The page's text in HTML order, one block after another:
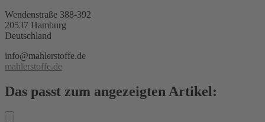
Wendenstraße 388-392
20537 Hamburg
Deutschland
info@mahlerstoffe.de
mahlerstoffe.de
Das passt zum angezeigten Artikel: